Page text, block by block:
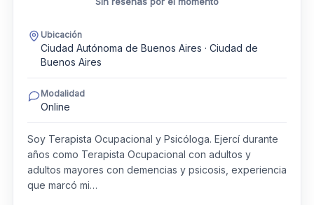
Ubicación
Ciudad Autónoma de Buenos Aires · Ciudad de
Buenos Aires
Modalidad
Online
Soy Terapista Ocupacional y Psicóloga. Ejercí durante
años como Terapista Ocupacional con adultos y
adultos mayores con demencias y psicosis, experiencia
que marcó mi…